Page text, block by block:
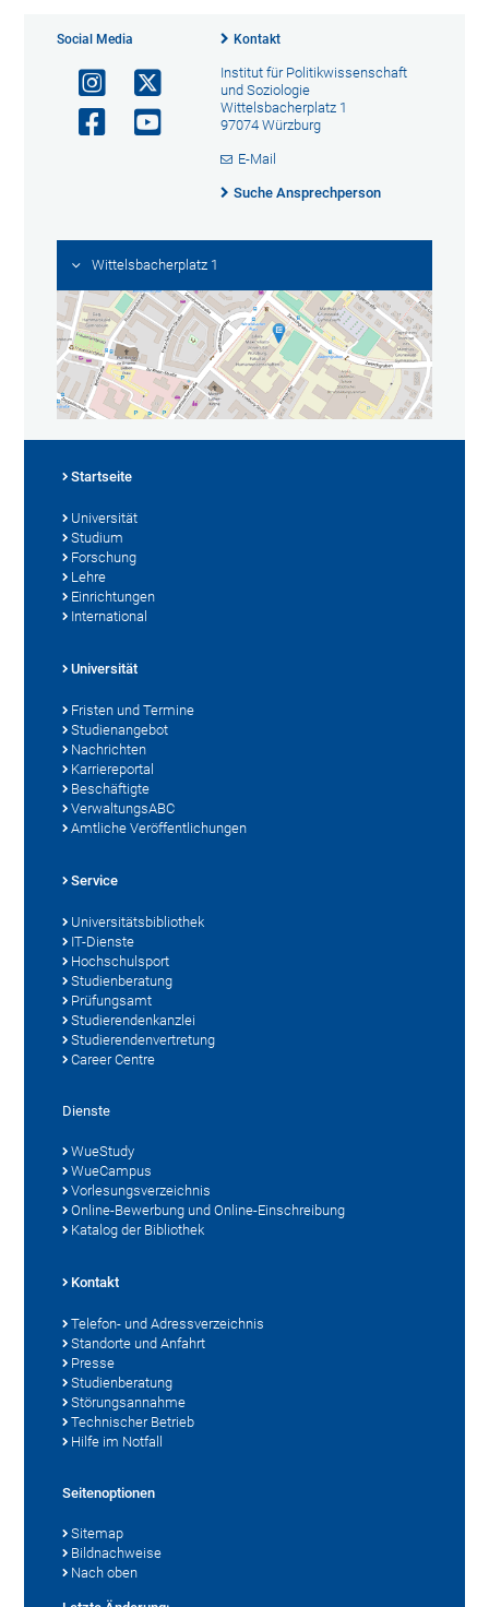
Social Media Kontakt
Institut für Politikwissenschaft
und Soziologie
Wittelsbacherplatz 1
97074 Würzburg
E-Mail
Suche Ansprechperson
Wittelsbacherplatz 1
Startseite
Universität
Studium
Forschung
Lehre
Einrichtungen
International
Universität
Fristen und Termine
Studienangebot
Nachrichten
Karriereportal
Beschäftigte
VerwaltungsABC
Amtliche Veröffentlichungen
Service
Universitätsbibliothek
IT-Dienste
Hochschulsport
Studienberatung
Prüfungsamt
Studierendenkanzlei
Studierendenvertretung
Career Centre
Dienste
WueStudy
WueCampus
Vorlesungsverzeichnis
Online-Bewerbung und Online-Einschreibung
Katalog der Bibliothek
Kontakt
Telefon- und Adressverzeichnis
Standorte und Anfahrt
Presse
Studienberatung
Störungsannahme
Technischer Betrieb
Hilfe im Notfall
Seitenoptionen
Sitemap
Bildnachweise
Nach oben